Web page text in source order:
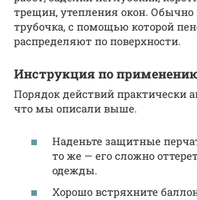
трещин, утепления окон. Обычно
трубочка, с помощью которой
распределяют по поверхности.
Инструкция по
Порядок действий практически
что мы описали выше.
Наденьте защитные
то же — его сложно
одежды.
Хорошо встряхните